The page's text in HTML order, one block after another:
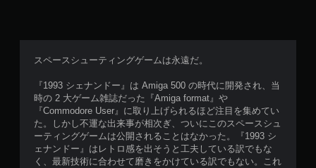
スペースシューティングゲームは永遠だ。
『1993 シェナンドー』は Amiga 500 の時代に開発され、当
時の 2 大ゲーム雑誌だった『Amiga format』や
『Commodore User』に取り上げられるほど注目を集めてい
た。しかし不運な出来事が相次ぎ、ついにこのスペースシュ
ーティングゲームは公開されることはなかった。『1993 シ
ェナンドー』はレトロ感を出そうと工夫している訳でもな
く、最新技術に合わせて磨きをかけている訳でもない。これ